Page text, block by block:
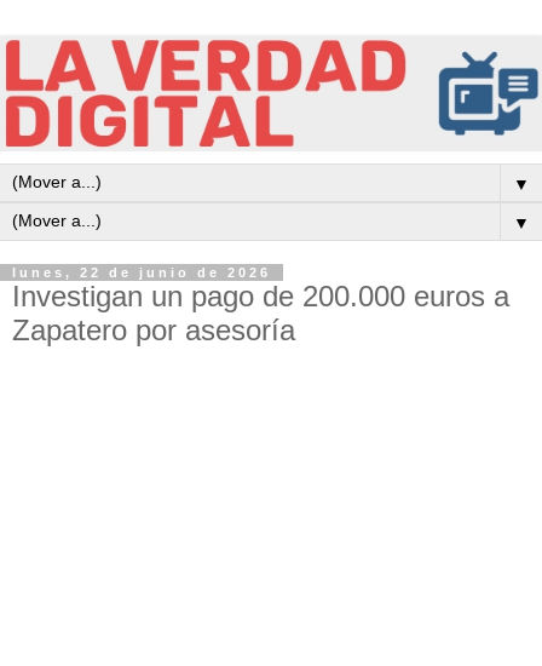
▼
▼
lunes, 22 de junio de 2026
Investigan un pago de 200.000 euros a
Zapatero por asesoría